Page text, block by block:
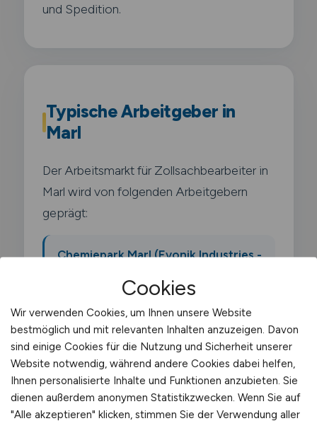
und Spedition.
Typische Arbeitgeber in
Marl
Der Arbeitsmarkt für Zollsachbearbeiter in
Marl wird von folgenden Arbeitgebern
geprägt:
Chemiepark Marl (Evonik Industries -
Chemieverbundstandorte
Deutschlands)
Ineos Oligomers
Oxea (jetzt OQ Chemicals)
Cookies
Wir verwenden Cookies, um Ihnen unsere Website
bestmöglich und mit relevanten Inhalten anzuzeigen. Davon
sind einige Cookies für die Nutzung und Sicherheit unserer
Website notwendig, während andere Cookies dabei helfen,
Ihnen personalisierte Inhalte und Funktionen anzubieten. Sie
dienen außerdem anonymen Statistikzwecken. Wenn Sie auf
"Alle akzeptieren" klicken, stimmen Sie der Verwendung aller